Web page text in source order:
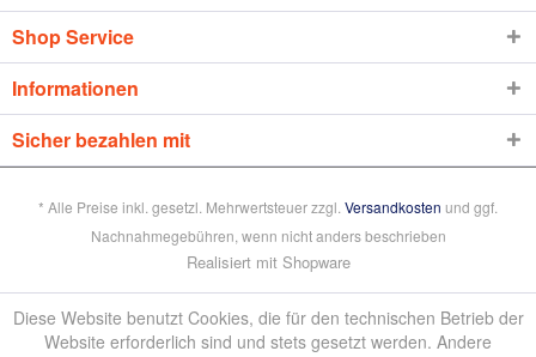
Shop Service
Informationen
Sicher bezahlen mit
* Alle Preise inkl. gesetzl. Mehrwertsteuer zzgl. Versandkosten und ggf.
Nachnahmegebühren, wenn nicht anders beschrieben
Realisiert mit Shopware
Diese Website benutzt Cookies, die für den technischen Betrieb der
Website erforderlich sind und stets gesetzt werden. Andere